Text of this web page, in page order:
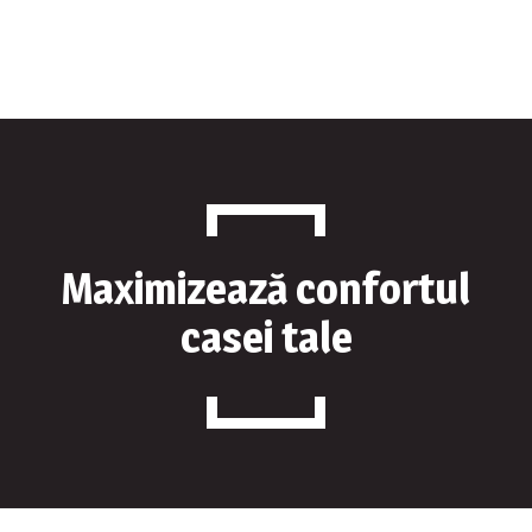
Despre Noi
Maximizează confortul
casei tale